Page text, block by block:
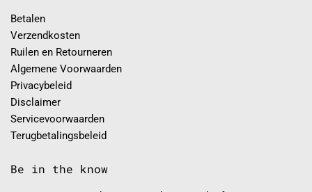
Betalen
Verzendkosten
Ruilen en Retourneren
Algemene Voorwaarden
Privacybeleid
Disclaimer
Servicevoorwaarden
Terugbetalingsbeleid
Be in the know